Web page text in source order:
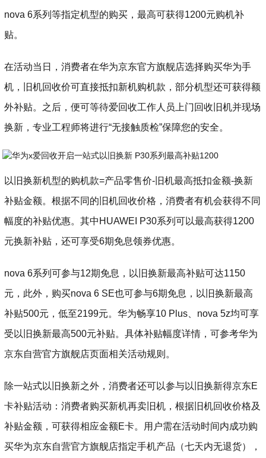
nova 6系列等指定机型的购买，最高可获得1200元购机补
贴。
在活动当日，消费者在华为京东官方旗舰店选择购买华为手
机，旧机回收价可直接抵扣新机购机款，部分机型还可获得额
外补贴。之后，便可等待爱回收工作人员上门回收旧机并现场
换新，专业工程师将进行“无接触质检”保障您的安全。
以旧换新机型的购机款=产品零售价-旧机最高抵扣金额-换新
补贴金额。根据不同的旧机回收价格，消费者有机会获得不同
幅度的补贴优惠。其中HUAWEI P30系列可以最高获得1200
元换新补贴，还可享受6期免息领券优惠。
nova 6系列可参与12期免息，以旧换新最高补贴可达1150
元，此外，购买nova 6 SE也可参与6期免息，以旧换新最高
补贴500元，低至2199元。华为畅享10 Plus、nova 5z均可享
受以旧换新最高500元补贴。具体补贴幅度详情，可参考华为
京东自营官方旗舰店页面相关活动规则。
除一站式以旧换新之外，消费者还可以参与以旧换新得京东E
卡补贴活动：消费者购买新机再卖旧机，根据旧机回收价格及
补贴金额，可获得相应金额E卡。用户需在活动时间内成功购
买华为京东自营官方旗舰店指定手机产品（七天内无退货），